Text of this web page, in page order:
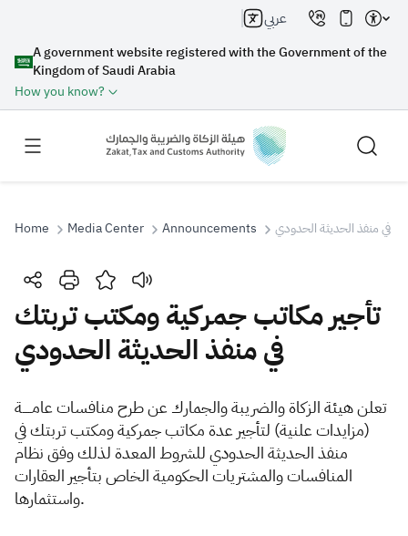
A government website registered with the Government of the
Kingdom of Saudi Arabia
How you know?
عربي
Search
Search Search AI
Suggestions
Zakat Customs VAT
Tax Declaration
Real Estate Transactions
Home Media Center Announcements في منفذ الحديثة الحدودي
تأجير مكاتب جمركية ومكتب تربتك
في منفذ الحديثة الحدودي
​تعلن هيئة الزكاة والضريبة والجمارك عن طرح منافسات عامـــــة
(مزايدات علنية) لتأجير عدة مكاتب جمركية ومكتب تربتك في
منفذ الحديثة الحدودي للشروط المعدة لذلك وفق نظام
المنافسات والمشتريات الحكومية الخاص بتأجير العقارات
واستثمارها.